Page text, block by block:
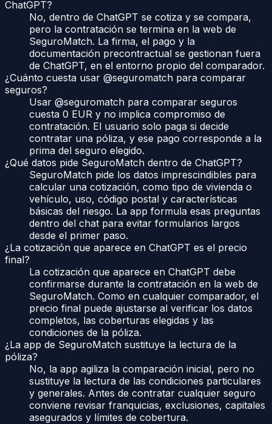
ChatGPT?
No, dentro de ChatGPT se cotiza y se compara,
pero la contratación se termina en la web de
SeguroMatch. La firma, el pago y la
documentación precontractual se gestionan fuera
de ChatGPT, en el entorno propio del comparador.
¿Cuánto cuesta usar @seguromatch para comparar
seguros?
Usar @seguromatch para comparar seguros
cuesta 0 EUR y no implica compromiso de
contratación. El usuario solo paga si decide
contratar una póliza, y ese pago corresponde a la
prima del seguro elegido.
¿Qué datos pide SeguroMatch dentro de ChatGPT?
SeguroMatch pide los datos imprescindibles para
calcular una cotización, como tipo de vivienda o
vehículo, uso, código postal y características
básicas del riesgo. La app formula esas preguntas
dentro del chat para evitar formularios largos
desde el primer paso.
¿La cotización que aparece en ChatGPT es el precio
final?
La cotización que aparece en ChatGPT debe
confirmarse durante la contratación en la web de
SeguroMatch. Como en cualquier comparador, el
precio final puede ajustarse al verificar los datos
completos, las coberturas elegidas y las
condiciones de la póliza.
¿La app de SeguroMatch sustituye la lectura de la
póliza?
No, la app agiliza la comparación inicial, pero no
sustituye la lectura de las condiciones particulares
y generales. Antes de contratar cualquier seguro
conviene revisar franquicias, exclusiones, capitales
asegurados y límites de cobertura.